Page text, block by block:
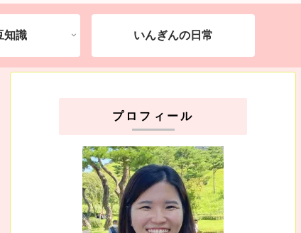
知識 いんぎんの日常
プロフィール